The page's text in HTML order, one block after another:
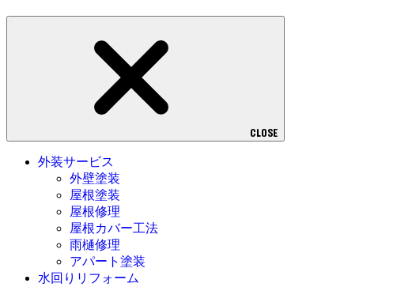
CLOSE
外装サービス
外壁塗装
屋根塗装
屋根修理
屋根カバー工法
雨樋修理
アパート塗装
水回りリフォーム